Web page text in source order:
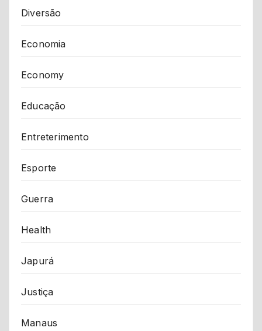
Diversão
Economia
Economy
Educação
Entreterimento
Esporte
Guerra
Health
Japurá
Justiça
Manaus